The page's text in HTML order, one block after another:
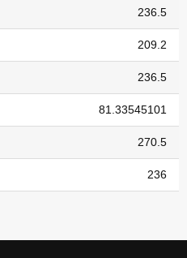
236.5
209.2
236.5
81.33545101
270.5
236